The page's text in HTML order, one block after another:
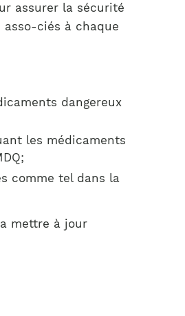
assurer la sécurité
ciés à chaque
dangereux
les médicaments
comme tel dans la
mettre à jour